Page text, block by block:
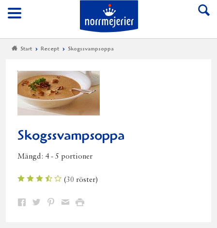
Meny
Till Norrmejerier
Start Recept Skogssvampsoppa
Skogssvampsoppa
Mängd: 4 - 5 portioner
(30 röster)
Dela Dela Dela DelaSkriv